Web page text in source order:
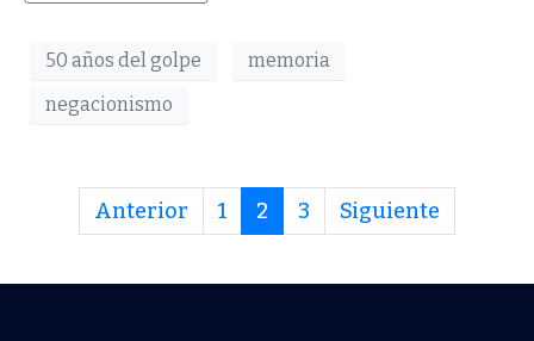
50 años del golpe
memoria
negacionismo
Anterior 1 2 3 Siguiente